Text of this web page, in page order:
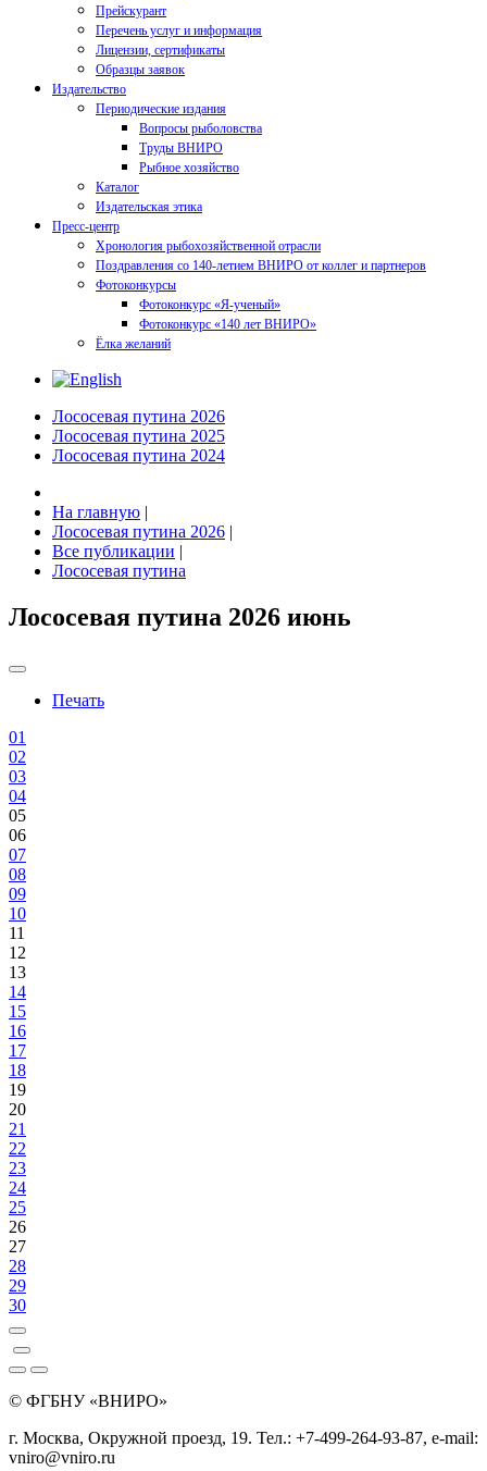
Прейскурант
Перечень услуг и информация
Лицензии, сертификаты
Образцы заявок
Издательство
Периодические издания
Вопросы рыболовства
Труды ВНИРО
Рыбное хозяйство
Каталог
Издательская этика
Пресс-центр
Хронология рыбохозяйственной отрасли
Поздравления со 140-летием ВНИРО от коллег и партнеров
Фотоконкурсы
Фотоконкурс «Я-ученый»
Фотоконкурс «140 лет ВНИРО»
Ёлка желаний
Лососевая путина 2026
Лососевая путина 2025
Лососевая путина 2024
На главную |
Лососевая путина 2026 |
Все публикации |
Лососевая путина
Лососевая путина 2026 июнь
Печать
01
02
03
04
05
06
07
08
09
10
11
12
13
14
15
16
17
18
19
20
21
22
23
24
25
26
27
28
29
30
© ФГБНУ «ВНИРО»
г. Москва, Окружной проезд, 19. Тел.: +7-499-264-93-87, e-mail:
vniro@vniro.ru